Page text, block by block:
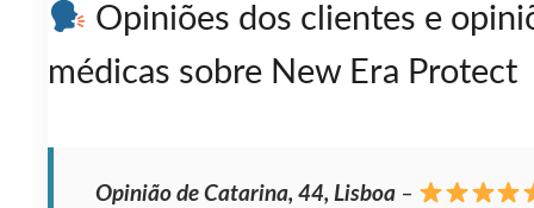
Opiniões dos clientes e
médicas sobre New Era Protect
Opinião de Catarina, 44, Lisboa –